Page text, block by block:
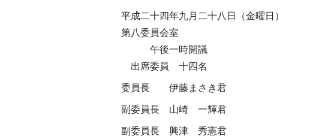
平成二十四年九月二十八日（金曜日）
第八委員会室
午後一時開議
出席委員 十四名
委員長 伊藤まさき君
副委員長 山崎 一輝君
副委員長 興津 秀憲君